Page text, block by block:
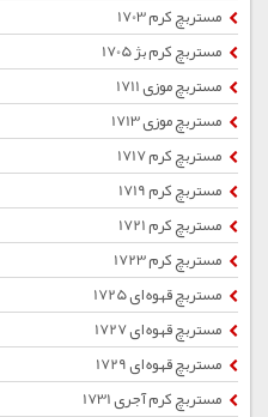
مستربچ کرم 1703
مستربچ کرم بژ 1705
مستربچ موزی 1711
مستربچ موزی 1713
مستربچ کرم 1717
مستربچ کرم 1719
مستربچ کرم 1721
مستربچ کرم 1723
مستربچ قهوه ای 1725
مستربچ قهوه ای 1727
مستربچ قهوه ای 1729
مستربچ کرم آجری 1731